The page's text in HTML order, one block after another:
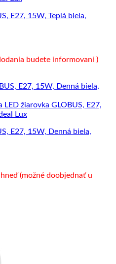
E27, 15W, Teplá biela,
budete informovaní )
E27, 15W, Denná biela,
(možné doobjednať u